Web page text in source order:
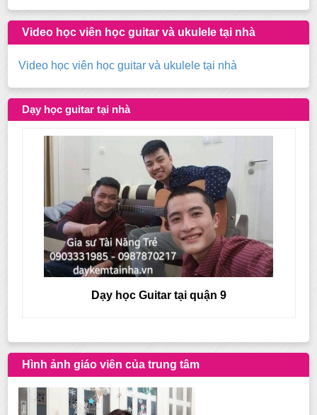
Video học viên học guitar và ukulele tại nhà
Video học viên học guitar và ukulele tại nhà
Dạy học guitar tại nhà
Dạy học Guitar tại quận 8
Hình ảnh giáo viên của trung tâm